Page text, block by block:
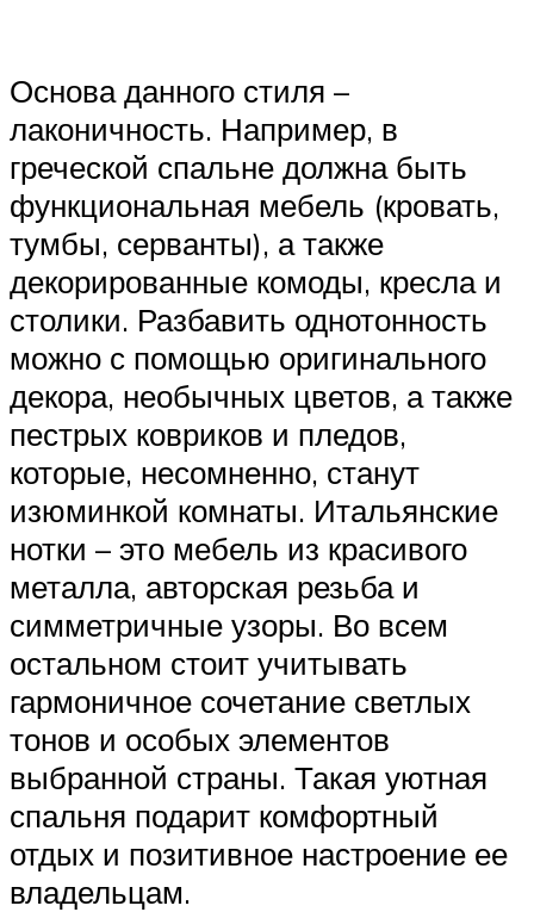
Основа данного стиля –
лаконичность. Например, в
греческой спальне должна быть
функциональная мебель (кровать,
тумбы, серванты), а также
декорированные комоды, кресла и
столики. Разбавить однотонность
можно с помощью оригинального
декора, необычных цветов, а также
пестрых ковриков и пледов,
которые, несомненно, станут
изюминкой комнаты. Итальянские
нотки – это мебель из красивого
металла, авторская резьба и
симметричные узоры. Во всем
остальном стоит учитывать
гармоничное сочетание светлых
тонов и особых элементов
выбранной страны. Такая уютная
спальня подарит комфортный
отдых и позитивное настроение ее
владельцам.